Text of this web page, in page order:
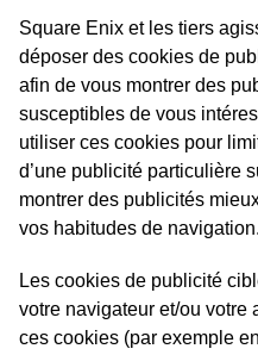
Square Enix et les tiers
déposer des cookies de
afin de vous montrer des
susceptibles de vous
utiliser ces cookies pour
d’une publicité particulière
montrer des publicités
vos habitudes de navigation.
Les cookies de publicité
votre navigateur et/ou votre
ces cookies (par exemple